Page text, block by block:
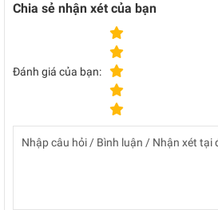
Chia sẻ nhận xét của bạn
Đánh giá của bạn: